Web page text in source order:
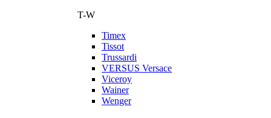
T-W
Timex
Tissot
Trussardi
VERSUS Versace
Viceroy
Wainer
Wenger